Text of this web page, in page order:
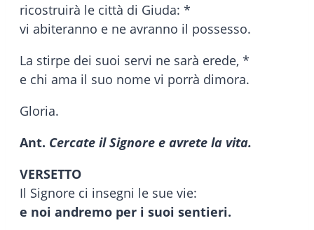
ricostruirà le città di Giuda: *
vi abiteranno e ne avranno il possesso.
La stirpe dei suoi servi ne sarà erede, *
e chi ama il suo nome vi porrà dimora.
Gloria.
Ant. Cercate il Signore e avrete la vita.
VERSETTO
Il Signore ci insegni le sue vie:
e noi andremo per i suoi sentieri.